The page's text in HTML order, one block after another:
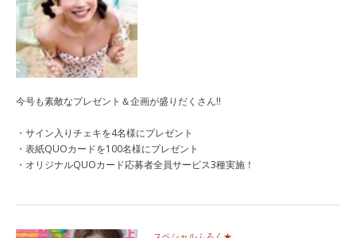
今号も素敵なプレゼント＆企画が盛りだくさん!!
・サイン入りチェキを4名様にプレゼント
・表紙QUOカードを100名様にプレゼント
・オリジナルQUOカード応募者全員サービス3種実施！